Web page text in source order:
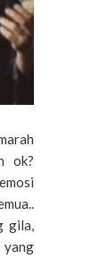
ok?
gila,
yang